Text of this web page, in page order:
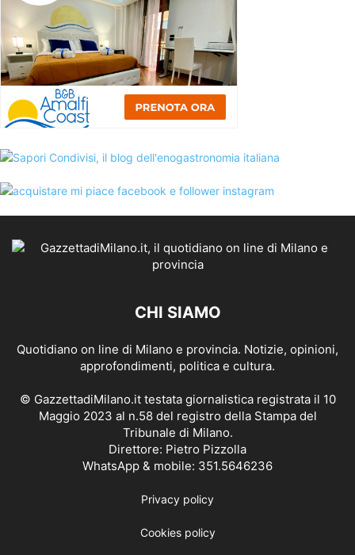
CHI SIAMO
Quotidiano on line di Milano e provincia. Notizie, opinioni,
approfondimenti, politica e cultura.
© GazzettadiMilano.it testata giornalistica registrata il 10
Maggio 2023 al n.58 del registro della Stampa del
Tribunale di Milano.
Direttore: Pietro Pizzolla
WhatsApp & mobile: 351.5646236
Privacy policy
Cookies policy